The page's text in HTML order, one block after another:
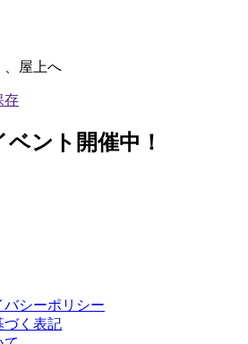
、屋上へ
ント開催中！
シーポリシー
づく表記